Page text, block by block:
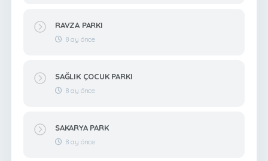
RAVZA PARKI
8 ay önce
SAĞLIK ÇOCUK PARKI
8 ay önce
SAKARYA PARK
8 ay önce